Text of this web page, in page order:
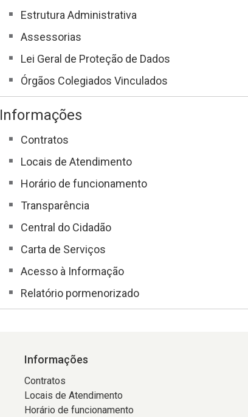
Estrutura Administrativa
Assessorias
Lei Geral de Proteção de Dados
Órgãos Colegiados Vinculados
Informações
Contratos
Locais de Atendimento
Horário de funcionamento
Transparência
Central do Cidadão
Carta de Serviços
Acesso à Informação
Relatório pormenorizado
Informações
Contratos
Locais de Atendimento
Horário de funcionamento